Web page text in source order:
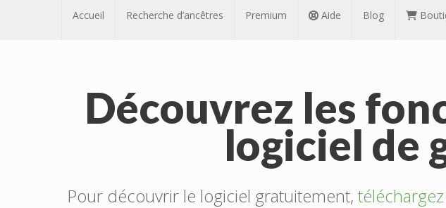
Accueil Recherche d’ancêtres Premium Aide Blog
Découvrez les
logiciel de
Pour découvrir le logiciel gratuitement,